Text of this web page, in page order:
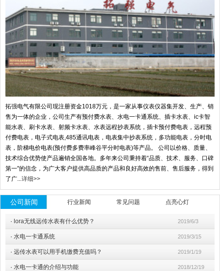
拓强电气有限公司现注册资金1018万元，是一家从事仪表仪器集开发、生产、销
售为一体的企业，公司生产有预付费水表、水电一卡通系统、插卡水表、ic卡智
能水表、刷卡水表、射频卡水表、水表远程抄表系统，插卡预付费电表，远程预
付费电表，电子式电表,485通讯电表，电表集中抄表系统，多功能电表，分时电
表，阶梯电价电表(预付费多费率峰谷平分时电表)等产品。 公司以价格、质量、
技术综合优势使产品遍销全国各地。多年来公司秉持着“品质、技术、服务、口碑
第一"的信念，为广大客户提供高品质的产品和良好高效的售前、售后服务，得到
了广... 详细>>
公司新闻 行业新闻 常见问题 点亮心灯
· lora无线远传水表有什么优势？ 2019/6/3
· 水电一卡通系统 2019/3/15
· 远传水表可以用手机缴费充值吗？ 2019/1/19
· 水电一卡通的介绍与功能 2018/12/19